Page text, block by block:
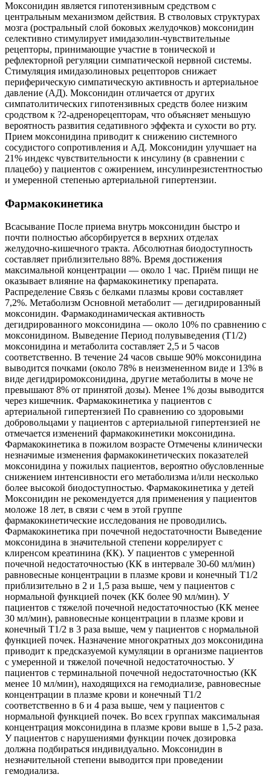
Моксонидин является гипотензивным средством с
центральным механизмом действия. В стволовых структурах
мозга (ростральный слой боковых желудочков) моксонидин
селективно стимулирует имидазолин-чувствительные
рецепторы, принимающие участие в тонической и
рефлекторной регуляции симпатической нервной системы.
Стимуляция имидазолиновых рецепторов снижает
периферическую симпатическую активность и артериальное
давление (АД). Моксонидин отличается от других
симпатолитических гипотензивных средств более низким
сродством к ?2-адренорецепторам, что объясняет меньшую
вероятность развития седативного эффекта и сухости во рту.
Прием моксонидина приводит к снижению системного
сосудистого сопротивления и АД. Моксонидин улучшает на
21% индекс чувствительности к инсулину (в сравнении с
плацебо) у пациентов с ожирением, инсулинрезистентностью
и умеренной степенью артериальной гипертензии.
Фармакокинетика
Всасывание После приема внутрь моксонидин быстро и
почти полностью абсорбируется в верхних отделах
желудочно-кишечного тракта. Абсолютная биодоступ­ность
составляет приблизительно 88%. Время достижения
максимальной концентрации — около 1 час. Приём пищи не
оказывает влияние на фармакокинетику препарата.
Распределение Связь с белками плазмы крови составляет
7,2%. Метаболизм Основной метаболит — дегидрированный
моксонидин. Фармакодинамическая активность
дегидрированного моксонидина — около 10% по сравнению с
моксонидином. Выведение Период полувыведения (Т1/2)
моксонидина и метаболита составляет 2,5 и 5 часов
соответственно. В течение 24 часов свыше 90% моксонидина
выводится почками (около 78% в неизмененном виде и 13% в
виде дегидриромоксонидина, другие метаболиты в моче не
превышают 8% от принятой дозы). Менее 1% дозы выводится
через кишечник. Фармакокинетика у пациентов с
артериальной гипертензией По сравнению со здоровыми
добровольцами у пациентов с артериальной гипертензией не
отмечается изменений фармакокинетики моксонидина.
Фармакокинетика в пожилом возрасте Отмечены клинически
незначимые изменения фармакокинетических показателей
моксонидина у пожилых пациентов, вероятно обусловленные
снижением интенсивности его метаболизма и/или несколько
более высокой биодоступностью. Фармакокинетика у детей
Моксонидин не рекомендуется для применения у пациентов
моложе 18 лет, в связи с чем в этой группе
фармакокинетические исследования не проводились.
Фармакокинетика при почечной недостаточности Выведение
моксонидина в значительной степени коррелирует с
клиренсом креатинина (КК). У пациентов с умеренной
почечной недостаточностью (КК в интервале 30-60 мл/мин)
равновесные концентрации в плазме крови и конечный Т1/2
приблизительно в 2 и 1,5 раза выше, чем у пациентов с
нормальной функцией почек (КК более 90 мл/мин). У
пациентов с тяжелой почечной недостаточностью (КК менее
30 мл/мин), равновесные концентрации в плазме крови и
конечный Т1/2 в 3 раза выше, чем у пациентов с нормальной
функцией почек. Назначение многократных доз моксонидина
приводит к предсказуемой кумуляции в организме пациентов
с умеренной и тяжелой почечной недостаточностью. У
пациентов с терминальной почечной недостаточностью (КК
менее 10 мл/мин), находя­щихся на гемодиализе, равновесные
концентрации в плазме крови и конечный Т1/2
соответственно в 6 и 4 раза выше, чем у пациентов с
нормальной функцией почек. Во всех группах максимальная
концентрация моксонидина в плазме крови выше в 1,5-2 раза.
У пациентов с нарушениями функции почек дозировка
должна подбираться индивидуально. Моксонидин в
незначительной степени выводится при проведении
гемодиализа.